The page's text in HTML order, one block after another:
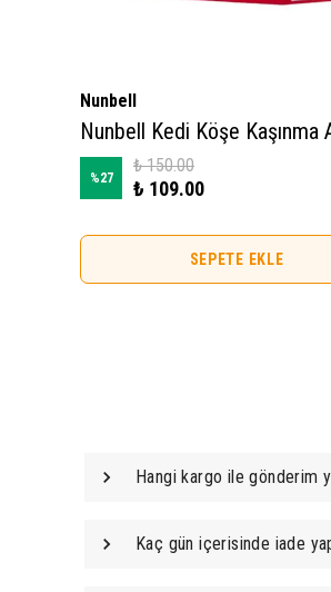
Nunbell
Nunbell Kedi Köşe Kaşınma
%27
₺ 150.00
₺ 109.00
SEPETE EKLE
Hangi kargo ile gönderim
Kaç gün içerisinde iade